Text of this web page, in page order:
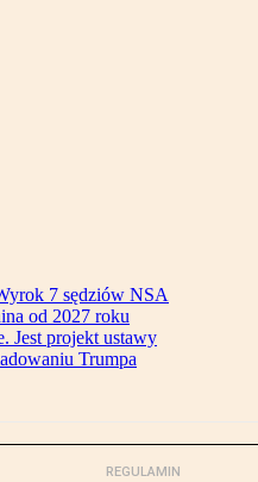
7 sędziów NSA
od 2027 roku
Jest projekt ustawy
Trumpa
REGULAMIN